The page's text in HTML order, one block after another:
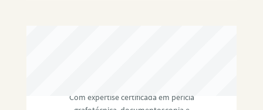
Com expertise certificada em perícia